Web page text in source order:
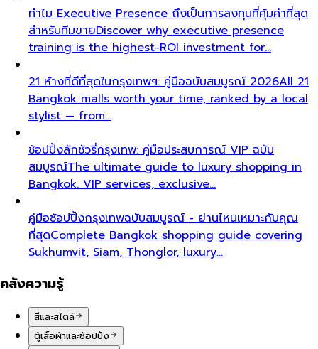
ทำไม Executive Presence ถึงเป็นการลงทุนที่คุ้มค่าที่สุด
สำหรับทีมขายDiscover why executive presence
training is the highest-ROI investment for…
21 ห้างที่ดีที่สุดในกรุงเทพฯ: คู่มือฉบับสมบูรณ์ 2026All 21
Bangkok malls worth your time, ranked by a local
stylist — from…
ช้อปปิ้งลักชัวรี่กรุงเทพ: คู่มือประสบการณ์ VIP ฉบับ
สมบูรณ์The ultimate guide to luxury shopping in
Bangkok. VIP services, exclusive…
คู่มือช้อปปิ้งกรุงเทพฉบับสมบูรณ์ - ย่านไหนเหมาะกับคุณ
ที่สุดComplete Bangkok shopping guide covering
Sukhumvit, Siam, Thonglor, luxury…
คลังความรู้
สีและสไตล์
ตู้เสื้อผ้าและช้อปปิ้ง